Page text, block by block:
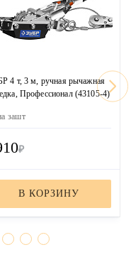
4 т, 3 м, ручная рычажная
Профессионал (43105-4)
зашт
₽
В КОРЗИНУ